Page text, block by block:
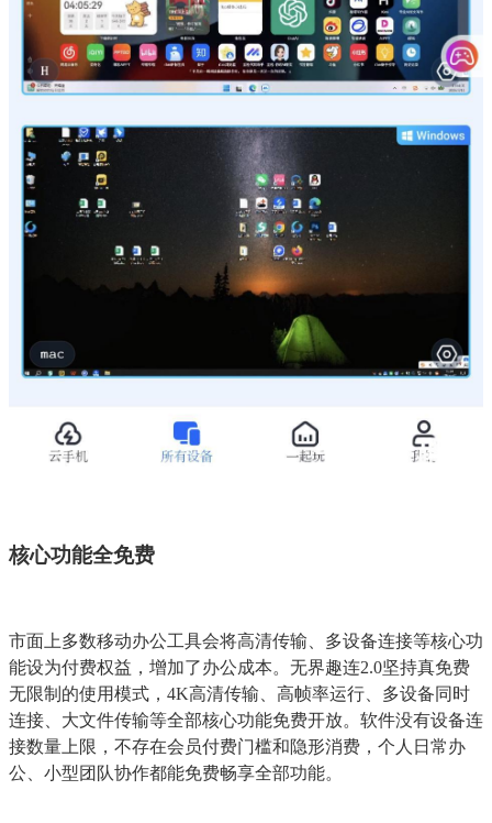
核心功能全免费
市面上多数移动办公工具会将高清传输、多设备连接等核心功
能设为付费权益，增加了办公成本。无界趣连2.0坚持真免费
无限制的使用模式，4K高清传输、高帧率运行、多设备同时
连接、大文件传输等全部核心功能免费开放。软件没有设备连
接数量上限，不存在会员付费门槛和隐形消费，个人日常办
公、小型团队协作都能免费畅享全部功能。